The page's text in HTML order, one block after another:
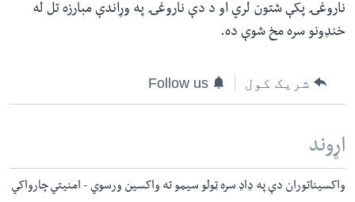
ناروغۍ پکې شتون لري او د دې ناروغۍ په وړاندې مبارزه تل له
خنډونو سره مخ شوې ده.
شریک کول Follow us
اړوند
واکسیناتوران دې په ډاډ سره ټولو سیمو ته واکسین ورسوي - امنیتي چارواکي